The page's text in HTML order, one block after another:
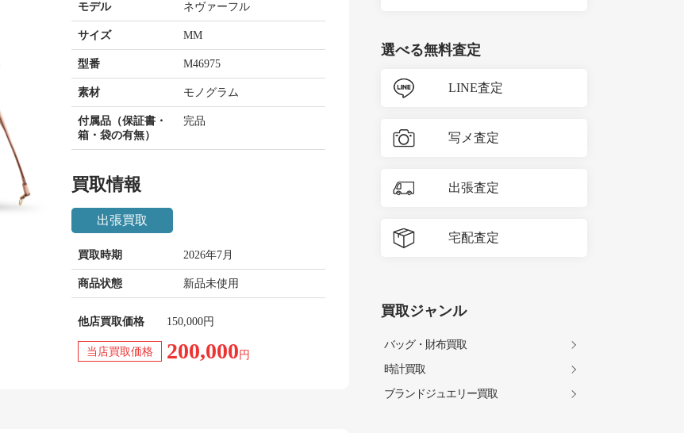
モデル ネヴァーフル
サイズ MM
型番 M46975
素材 モノグラム
付属品（保証書・
箱・袋の有無）
完品
買取情報
出張買取
買取時期 2026年7月
商品状態 新品未使用
他店買取価格 150,000円
当店買取価格 200,000 円
選べる無料査定
LINE査定
写メ査定
出張査定
宅配査定
買取ジャンル
バッグ・財布買取
時計買取
ブランドジュエリー買取